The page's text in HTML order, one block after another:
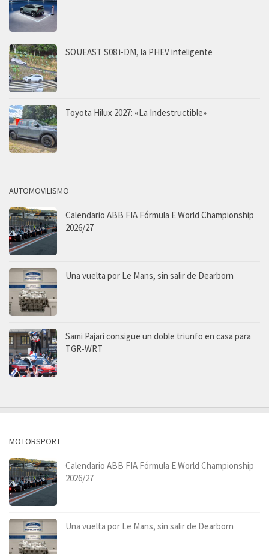
SOUEAST S08 i-DM, la PHEV inteligente
Toyota Hilux 2027: «La Indestructible»
AUTOMOVILISMO
Calendario ABB FIA Fórmula E World Championship
2026/27
Una vuelta por Le Mans, sin salir de Dearborn
Sami Pajari consigue un doble triunfo en casa para
TGR-WRT
MOTORSPORT
Calendario ABB FIA Fórmula E World Championship
2026/27
Una vuelta por Le Mans, sin salir de Dearborn